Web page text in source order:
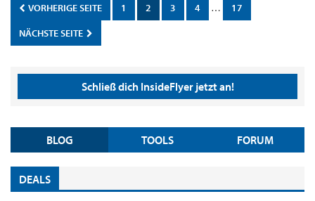
VORHERIGE SEITE 1 2 3 4 …
17
NÄCHSTE SEITE
Schließ dich InsideFlyer jetzt an!
BLOG TOOLS FORUM
DEALS